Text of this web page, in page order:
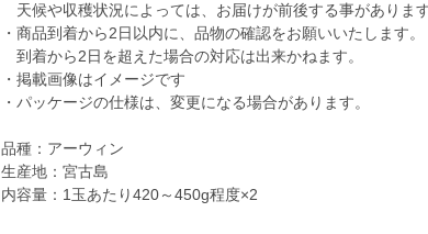
天候や収穫状況によっては、お届けが前後する事があります
・商品到着から2日以内に、品物の確認をお願いいたします。
到着から2日を超えた場合の対応は出来かねます。
・掲載画像はイメージです
・パッケージの仕様は、変更になる場合があります。
品種：アーウィン
生産地：宮古島
内容量：1玉あたり420～450g程度×2